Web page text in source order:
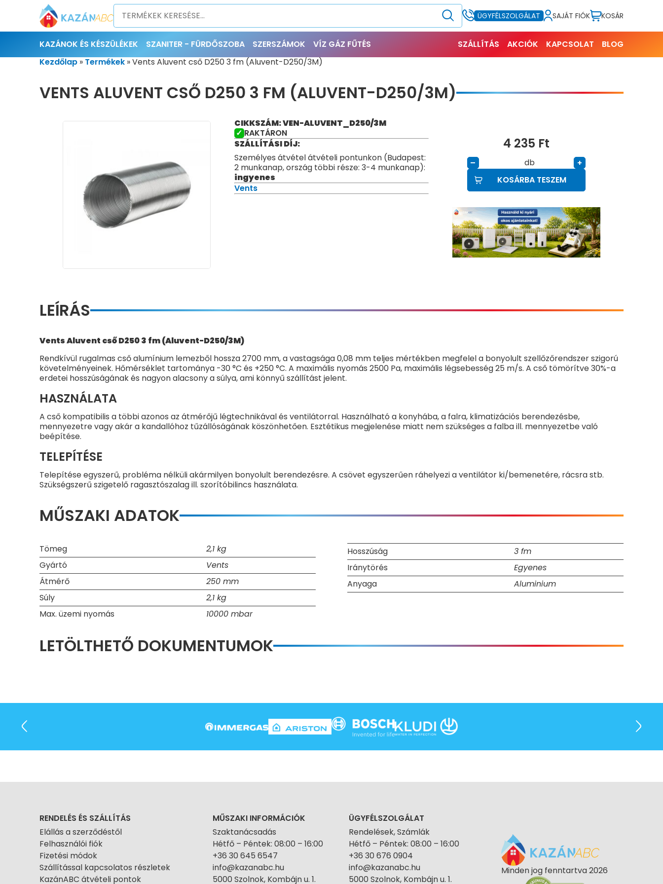
ÜGYFÉLSZOLGÁLAT SAJÁT FIÓK KOSÁR
KAZÁNOK ÉS KÉSZÜLÉKEK SZANITER - FÜRDŐSZOBA SZERSZÁMOK VÍZ GÁZ FŰTÉS SZÁLLÍTÁS AKCIÓK KAPCSOLAT
BLOG
Kezdőlap » Termékek »Vents Aluvent cső D250 3 fm (Aluvent-D250/3M)
VENTS ALUVENT CSŐ D250 3 FM (ALUVENT-D250/3M)
CIKKSZÁM: VEN-ALUVENT_D250/3M
RAKTÁRON
SZÁLLÍTÁSI DÍJ:
Személyes átvétel átvételi pontunkon (Budapest:
2 munkanap, ország többi része: 3-4 munkanap):
ingyenes
Vents
4 235 Ft
– db
+
KOSÁRBA TESZEM
LEÍRÁS
Vents Aluvent cső D250 3 fm (Aluvent-D250/3M)
Rendkívül rugalmas cső alumínium lemezből hossza 2700 mm, a vastagsága 0,08 mm teljes mértékben megfelel a bonyolult szellőzőrendszer szigorú
követelményeinek. Hőmérséklet tartománya -30 °C és +250 °C. A maximális nyomás 2500 Pa, maximális légsebesség 25 m/s. A cső tömörítve 30%-a
erdetei hosszúságának és nagyon alacsony a súlya, ami könnyű szállítást jelent.
HASZNÁLATA
A cső kompatibilis a többi azonos az átmérőjű légtechnikával és ventilátorral. Használható a konyhába, a falra, klimatizációs berendezésbe,
mennyezetre vagy akár a kandallóhoz tűzállóságának köszönhetően. Esztétikus megjelenése miatt nem szükséges a falba ill. mennyezetbe való
beépítése.
TELEPÍTÉSE
Telepítése egyszerű, probléma nélküli akármilyen bonyolult berendezésre. A csövet egyszerűen ráhelyezi a ventilátor ki/bemenetére, rácsra stb.
Szükségszerű szigetelő ragasztószalag ill. szorítóbilincs használata.
MŰSZAKI ADATOK
Tömeg
2,1 kg
Gyártó
Vents
Átmérő
250 mm
Súly
2,1 kg
Max. üzemi nyomás
10000 mbar
Hosszúság
3 fm
Iránytörés
Egyenes
Anyaga
Aluminium
LETÖLTHETŐ DOKUMENTUMOK
RENDELÉS ÉS SZÁLLÍTÁS
Elállás a szerződéstől
Felhasználói fiók
Fizetési módok
Szállítással kapcsolatos részletek
KazánABC átvételi pontok
MŰSZAKI INFORMÁCIÓK
Szaktanácsadás
Hétfő – Péntek: 08:00 – 16:00
+36 30 645 6547
info@kazanabc.hu
5000 Szolnok, Kombájn u. 1.
ÜGYFÉLSZOLGÁLAT
Rendelések, Számlák
Hétfő – Péntek: 08:00 – 16:00
+36 30 676 0904
info@kazanabc.hu
5000 Szolnok, Kombájn u. 1.
Minden jog fenntartva 2026